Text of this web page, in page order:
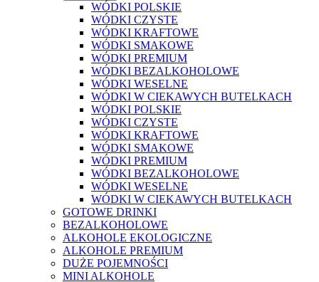
WÓDKI POLSKIE
WÓDKI CZYSTE
WÓDKI KRAFTOWE
WÓDKI SMAKOWE
WÓDKI PREMIUM
WÓDKI BEZALKOHOLOWE
WÓDKI WESELNE
WÓDKI W CIEKAWYCH BUTELKACH
WÓDKI POLSKIE
WÓDKI CZYSTE
WÓDKI KRAFTOWE
WÓDKI SMAKOWE
WÓDKI PREMIUM
WÓDKI BEZALKOHOLOWE
WÓDKI WESELNE
WÓDKI W CIEKAWYCH BUTELKACH
GOTOWE DRINKI
BEZALKOHOLOWE
ALKOHOLE EKOLOGICZNE
ALKOHOLE PREMIUM
DUŻE POJEMNOŚCI
MINI ALKOHOLE